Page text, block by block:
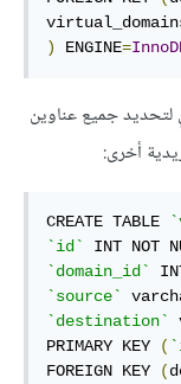
)
ENGINE=
لتحديد جميع عناوين
أخرى:
CREATE TABLE
`id`
INT NOT
`domain_id`
`source`
`destination`
PRIMARY KEY
(
FOREIGN KEY
(